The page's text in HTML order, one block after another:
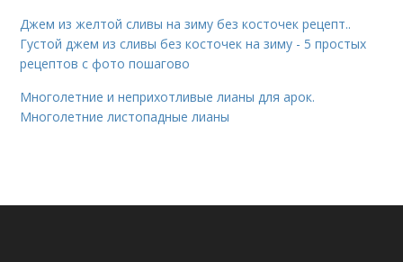
Джем из желтой сливы на зиму без косточек рецепт..
Густой джем из сливы без косточек на зиму - 5 простых
рецептов с фото пошагово
Многолетние и неприхотливые лианы для арок.
Многолетние листопадные лианы